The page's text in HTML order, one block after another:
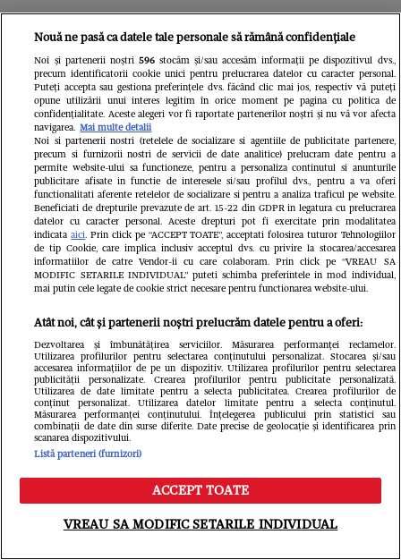
Urmărește-ne peGoogle News
Libertatea.ro
Îmbulzeală și bătaie pe promoții la
deschiderea magazinului lui Călin
Donca din București. O femeie a fost
luată cu ambulanța
Fanatik
Meniu Caută
Nouă ne pasă ca datele tale personale să rămână confidențiale
Noi și partenerii noștri 596stocăm și/sau accesăm informații pe dispozitivul dvs.,
precum identificatorii cookie unici pentru prelucrarea datelor cu caracter personal.
Puteți accepta sau gestiona preferințele dvs. făcând clic mai jos, respectiv vă puteți
opune utilizării unui interes legitim în orice moment pe pagina cu politica de
confidențialitate. Aceste alegeri vor fi raportate partenerilor noștri și nu vă vor afecta
navigarea. Mai multe detalii
Noi si partenerii nostri (retelele de socializare si agentiile de publicitate partenere,
precum si furnizorii nostri de servicii de date analitice) prelucram date pentru a
permite website-ului sa functioneze, pentru a personaliza continutul si anunturile
publicitare afisate in functie de interesele si/sau profilul dvs., pentru a va oferi
functionalitati aferente retelelor de socializare si pentru a analiza traficul pe website.
Beneficiati de drepturile prevazute de art. 15-22 din GDPR in legatura cu prelucrarea
datelor cu caracter personal. Aceste drepturi pot fi exercitate prin modalitatea
indicataaici. Prin click pe “ACCEPT TOATE”, acceptati folosirea tuturor Tehnologiilor
de tip Cookie, care implica inclusiv acceptul dvs. cu privire la stocarea/accesarea
informatiilor de catre Vendor-ii cu care colaboram. Prin click pe “VREAU SA
MODIFIC SETARILE INDIVIDUAL” puteti schimba preferintele in mod individual,
mai putin cele legate de cookie strict necesare pentru functionarea website-ului.
Atât noi, cât și partenerii noștri prelucrăm datele pentru a oferi:
Dezvoltarea și îmbunătățirea serviciilor. Măsurarea performanței reclamelor.
Utilizarea profilurilor pentru selectarea conținutului personalizat. Stocarea și/sau
accesarea informațiilor de pe un dispozitiv. Utilizarea profilurilor pentru selectarea
publicității personalizate. Crearea profilurilor pentru publicitate personalizată.
Utilizarea de date limitate pentru a selecta publicitatea. Crearea profilurilor de
conținut personalizat. Utilizarea datelor limitate pentru a selecta conținutul.
Măsurarea performanței conținutului. Înțelegerea publicului prin statistici sau
combinații de date din surse diferite. Date precise de geolocație și identificarea prin
scanarea dispozitivului.
Listă parteneri (furnizori)
ACCEPT TOATE
VREAU SA MODIFIC SETARILE INDIVIDUAL